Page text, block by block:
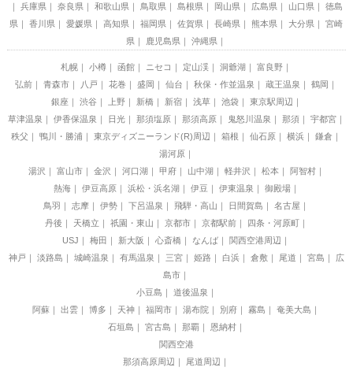
兵庫県
奈良県 和歌山県 鳥取県 島根県 岡山県 広島県 山口県
徳島
県
香川県 愛媛県 高知県 福岡県 佐賀県 長崎県 熊本県 大分県
宮崎
県
鹿児島県 沖縄県
札幌 小樽 函館 ニセコ 定山渓 洞爺湖
富良野
弘前
青森市 八戸 花巻 盛岡 仙台 秋保・作並温泉 蔵王温泉
鶴岡
銀座
渋谷 上野 新橋 新宿 浅草 池袋
東京駅周辺
草津温泉
伊香保温泉 日光 那須塩原 那須高原 鬼怒川温泉 那須
宇都宮
秩父
鴨川・勝浦 東京ディズニーランド(R)周辺 箱根 仙石原 横浜
鎌倉
湯河原
湯沢
富山市 金沢 河口湖 甲府 山中湖 軽井沢 松本
阿智村
熱海
伊豆高原 浜松・浜名湖 伊豆 伊東温泉
御殿場
鳥羽
志摩 伊勢 下呂温泉 飛騨・高山 日間賀島
名古屋
丹後
天橋立 祇園・東山 京都市 京都駅前
四条・河原町
USJ
梅田 新大阪 心斎橋 なんば
関西空港周辺
神戸
淡路島 城崎温泉 有馬温泉 三宮 姫路 白浜 倉敷 尾道 宮島
広
島市
小豆島
道後温泉
阿蘇
出雲 博多 天神 福岡市 湯布院 別府 霧島
奄美大島
石垣島
宮古島 那覇
恩納村
関西空港
那須高原周辺
尾道周辺